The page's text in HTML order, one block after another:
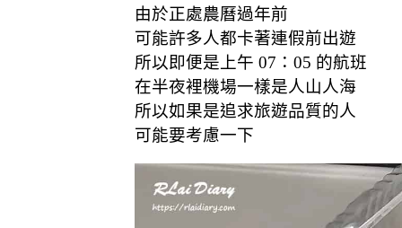
由於正處農曆過年前
可能許多人都卡著連假前出遊
所以即便是上午 07：05 的航班
在半夜裡機場一樣是人山人海
所以如果是追求旅遊品質的人
可能要考慮一下